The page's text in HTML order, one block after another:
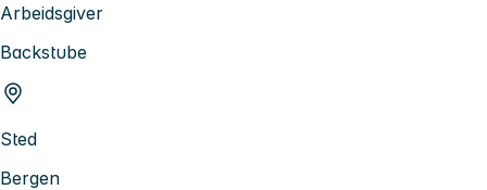
Arbeidsgiver
Backstube
Sted
Bergen